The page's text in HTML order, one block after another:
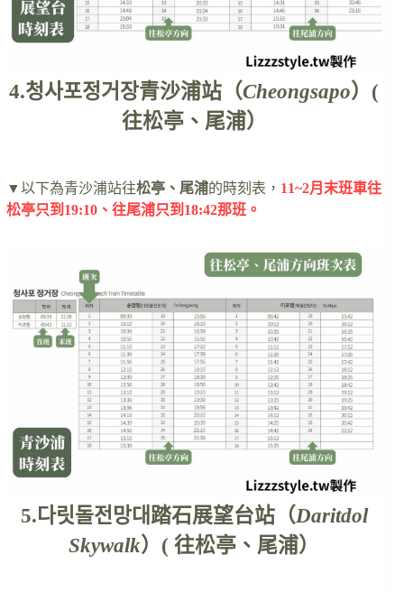
4.청사포정거장青沙浦站（Cheongsapo）(
往松亭、尾浦）
▼以下為青沙浦站往松亭、尾浦的時刻表， 11~2月末班車往
松亭只到19:10、往尾浦只到18:42那班。
5.다릿돌전망대踏石展望台站（Daritdol
Skywalk）( 往松亭、尾浦）